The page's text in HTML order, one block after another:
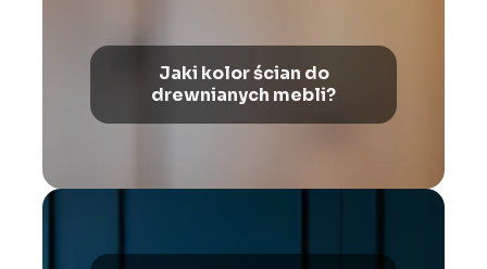
Jaki kolor ścian do
drewnianych mebli?